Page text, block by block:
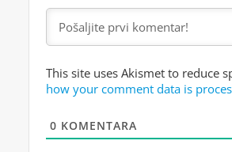
This site uses Akismet to reduce
how your comment data is
0 KOMENTARA